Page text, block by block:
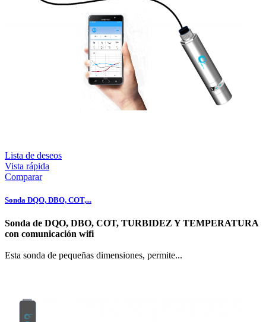
Lista de deseos
Vista rápida
Comparar
Sonda DQO, DBO, COT,...
Sonda de DQO, DBO, COT, TURBIDEZ Y TEMPERATURA
con comunicación wifi
Esta sonda de pequeñas dimensiones, permite...